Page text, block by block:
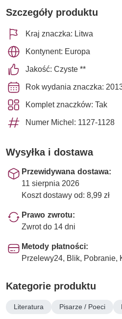
Szczegóły produktu
Kraj znaczka: Litwa
Kontynent: Europa
Jakość: Czyste **
Rok wydania znaczka:
Komplet znaczków: Tak
Numer Michel: 1127-1128
Wysyłka i dostawa
Przewidywana dostawa:
11 sierpnia 2026
Koszt dostawy od: 8,99 zł
Prawo zwrotu:
Zwrot do 14 dni
Metody płatności:
Przelewy24, Blik, Pobranie,
Kategorie produktu
Literatura Pisarze / Poeci